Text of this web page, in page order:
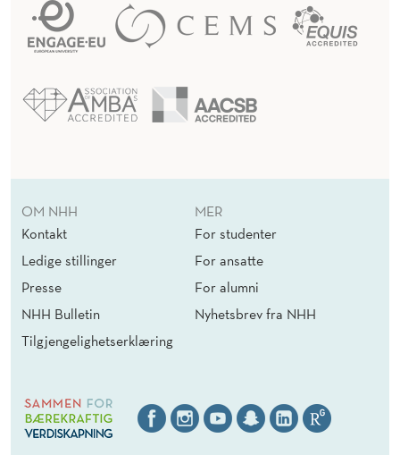
OM NHH
Kontakt
Ledige stillinger
Presse
NHH Bulletin
Tilgjengelighetserklæring
MER
For studenter
For ansatte
For alumni
Nyhetsbrev fra NHH